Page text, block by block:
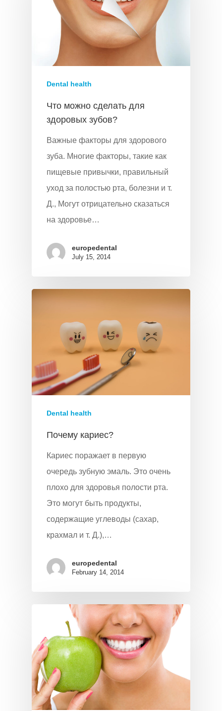
Dental health
Что можно сделать для
здоровых зубов?
Важные факторы для здорового
зуба. Многие факторы, такие как
пищевые привычки, правильный
уход за полостью рта, болезни и т.
Д., Могут отрицательно сказаться
на здоровье…
europedental
July 15, 2014
Dental health
Почему кариес?
Кариес поражает в первую
очередь зубную эмаль. Это очень
плохо для здоровья полости рта.
Это могут быть продукты,
содержащие углеводы (сахар,
крахмал и т. Д.),…
europedental
February 14, 2014
Лечение
Наши Клиники
Наши Врачи
Вопросы-Ответы
+905380829565